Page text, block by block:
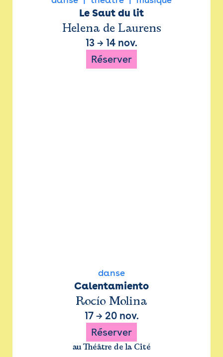
Le Saut du lit
Helena de Laurens
13 → 14 nov.
Réserver
danse
Calentamiento
Rocío Molina
17→ 20 nov.
Réserver
au Théâtre de la Cité